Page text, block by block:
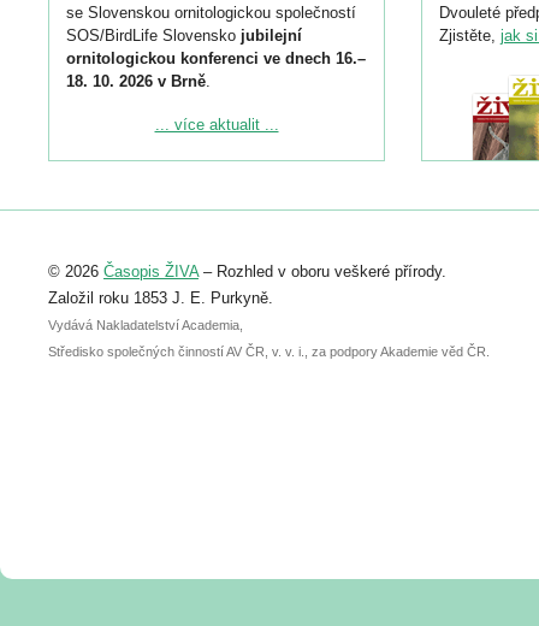
se Slovenskou ornitologickou společností
SOS/BirdLife Slovensko jubilejní
ornitologickou konferenci ve dnech 16.–
18. 10. 2026 v Brně.
Podrobnější informace ke konferenci
Registrovat se můžete do 6. září.
abstraktu přihlášené přednášky nebo
posteru je už 30. června.
... více aktualit ...
Dvouleté
Zjistěte, jak
© 2026 Časopis ŽIVA– Rozhled v oboru veškeré přírody.
Založil roku 1853 J. E. Purkyně.
Vydává Nakladatelství Academia,
Středisko společných činností AV ČR, v. v. i., za podpory Akademie věd ČR.